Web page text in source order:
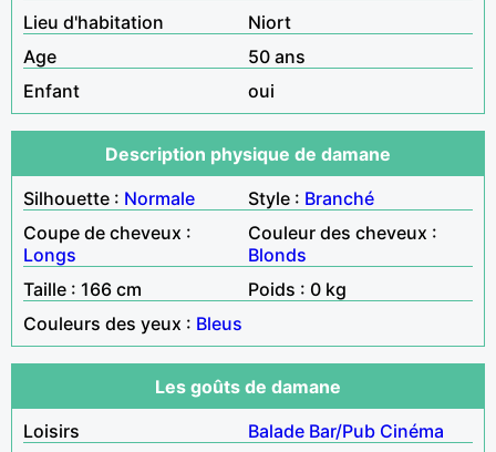
Lieu d'habitation
Niort
Age
50 ans
Enfant
oui
Description physique de damane
Silhouette : Normale Style : Branché
Coupe de cheveux :
Longs
Couleur des cheveux :
Blonds
Taille : 166 cm
Poids : 0 kg
Couleurs des yeux : Bleus
Les goûts de damane
Loisirs
Balade Bar/Pub Cinéma